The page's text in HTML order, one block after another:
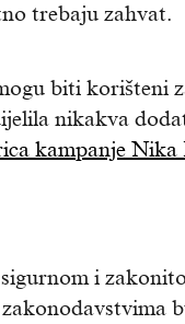
trebaju zahvat.
biti korišteni
nikakva
kampanje Nika
i